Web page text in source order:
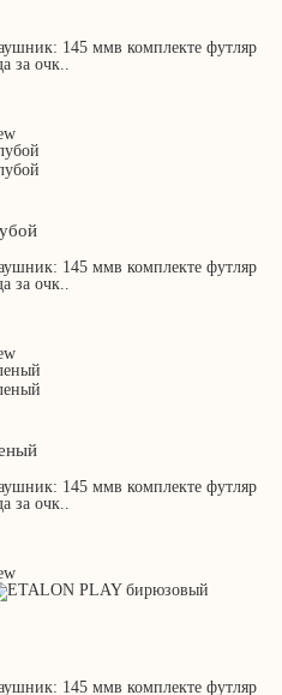
145 ммв комплекте футляр
за очк..
145 ммв комплекте футляр
за очк..
145 ммв комплекте футляр
за очк..
145 ммв комплекте футляр